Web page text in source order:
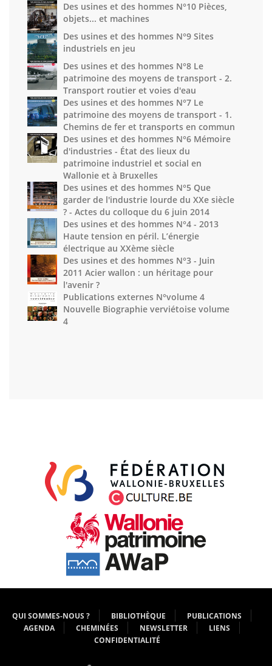
Des usines et des hommes N°10 Pièces,
objets... et machines
Des usines et des hommes N°9 Sites
industriels en jeu
Des usines et des hommes N°8 Le
patrimoine des moyens de transport - 2.
Transport routier et voies d'eau
Des usines et des hommes N°7 Le
patrimoine des moyens de transport - 1.
Chemins de fer et transports en commun
Des usines et des hommes N°6 Mémoire
d'industries - État des lieux du
patrimoine industriel et social en
Wallonie et à Bruxelles
Des usines et des hommes N°5 Que
garder de l'industrie lourde du XXe siècle
? - Actes du colloque du 6 juin 2014
Des usines et des hommes N°4 - 2013
Haute tension en péril. L’énergie
électrique au XXème siècle
Des usines et des hommes N°3 - Juin
2011 Acier wallon : un héritage pour
l'avenir ?
Publications externes N°volume 4
Nouvelle Biographie verviétoise volume
4
QUI SOMMES-NOUS ? BIBLIOTHÈQUE
PUBLICATIONS
AGENDA
CHEMINÉES NEWSLETTER
LIENS
CONFIDENTIALITÉ